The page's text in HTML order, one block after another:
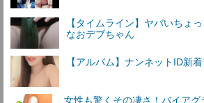
【タイムライン】ヤバいちょ
なおデブちゃん
【アルバム】ナンネットID新